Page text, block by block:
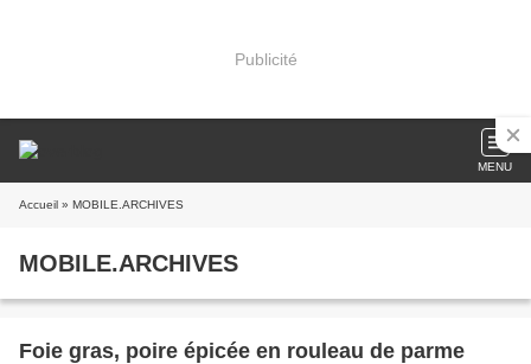
Publicité
MENU
Accueil » MOBILE.ARCHIVES
MOBILE.ARCHIVES
Foie gras, poire épicée en rouleau de parme